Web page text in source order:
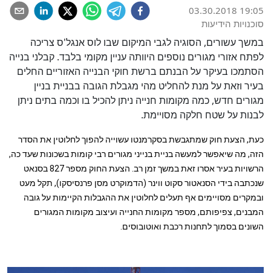
03.30.2018 19:05
סוכנויות הידיעות
במשך עשורים, הסוגיה לגבי המיקום שבו לוס אנגל'ס צריכה
לפתח אזורי מגורים נוספים היוותה עניין מקומי בלבד. קבלני בנייה
הסתמכו בעיקר על הבנתם ברשת חוקי הבנייה האזוריים החלים
בעיר וזאת על מנת להחליט מהי מגבלת הגובה בבניית בניין
מגורים חדש, כמה מקומות חנייה ניתן להכיל בו וכמה בתים ניתן
לבנות על שטח חלקה מסויימת.
כעת, הצעת חוק שמתגבשת בסקרמנטו עשוייה להפוך לחלוטין את הסדר
הזה, מה שיאפשר למעשה בניית בנייני מגורים רבי קומות בשכונות שעד כה,
הרשויות בעיר אסרו זאת במשך זמן רב. הצעת החוק מספר 827 בסנאט
שנכתבה בידי הסנאטור סקוט ווינר (הדמוקרט מסן פרנסיסקו), תקל מעט
ובמקרים מסויימים אף תעלים לחלוטין את ההגבלות הקיימות על גובה
המבנים, צפיפותם, מספר מקומות החנייה ועיצוב מקומות המגורים
השונים בסמוך לתחנות רכבת ואוטובוסים.